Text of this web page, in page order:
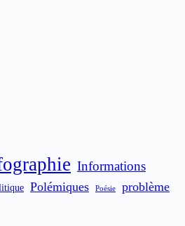
Informations
Polémiques Poésie problème